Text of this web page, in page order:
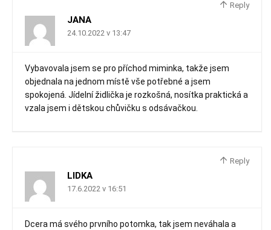
Reply
JANA
24.10.2022 v 13:47
Vybavovala jsem se pro příchod miminka, takže jsem
objednala na jednom místě vše potřebné a jsem
spokojená. Jídelní židlička je rozkošná, nosítka praktická a
vzala jsem i dětskou chůvičku s odsávačkou.
Reply
LIDKA
17.6.2022 v 16:51
Dcera má svého prvního potomka, tak jsem neváhala a